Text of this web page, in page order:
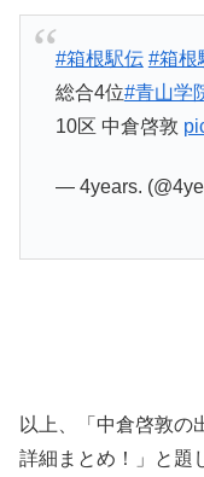
#箱根駅伝 #箱根
総合4位#青山学
10区 中倉啓敦
— 4years.
以上、「中倉啓敦の
詳細まとめ！」と題